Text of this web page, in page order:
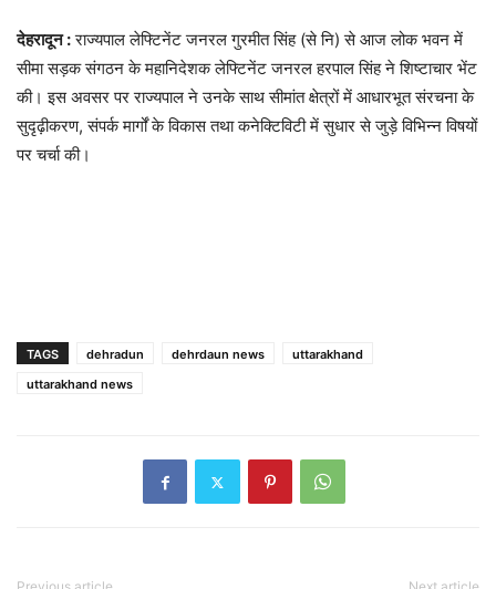
देहरादून :राज्यपाल लेफ्टिनेंट जनरल गुरमीत सिंह (से नि) से आज लोक भवन में
सीमा सड़क संगठन के महानिदेशक लेफ्टिनेंट जनरल हरपाल सिंह ने शिष्टाचार भेंट
की। इस अवसर पर राज्यपाल ने उनके साथ सीमांत क्षेत्रों में आधारभूत संरचना के
सुदृढ़ीकरण, संपर्क मार्गों के विकास तथा कनेक्टिविटी में सुधार से जुड़े विभिन्न विषयों
पर चर्चा की।
TAGS dehradun dehrdaun news
uttarakhand
uttarakhand news